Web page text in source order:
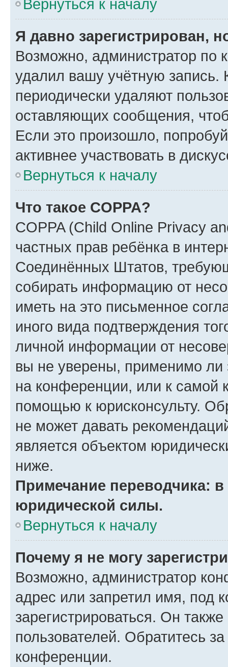
Вернуться к началу
Я давно зарегистрирован,
Возможно, администратор по
удалил вашу учётную запись.
периодически удаляют
оставляющих сообщения,
Если это произошло,
активнее участвовать в
Вернуться к началу
Что такое COPPA?
COPPA (Child Online Privacy
частных прав ребёнка в
Соединённых Штатов,
собирать информацию от
иметь на это письменное
иного вида подтверждения
личной информации от
вы не уверены, применимо ли
на конференции, или к самой
помощью к юрисконсульту.
не может давать
является объектом
ниже.
Примечание переводчика:
юридической силы.
Вернуться к началу
Почему я не могу
Возможно, администратор
адрес или запретил имя, под
зарегистрироваться. Он
пользователей. Обратитесь
конференции.